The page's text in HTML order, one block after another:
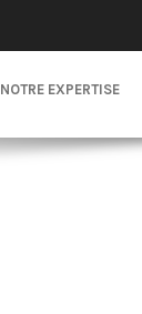
NOTRE EXPERTISE